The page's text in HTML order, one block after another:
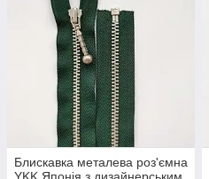
Блискавка металева роз'ємна